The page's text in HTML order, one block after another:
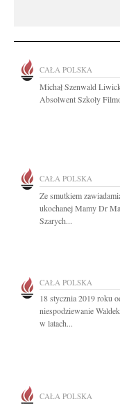
CAŁA POLSKA
Michał Szenwald
Absolwent Szkoły
CAŁA POLSKA
Ze smutkiem
ukochanej Mamy Dr
Szarych...
CAŁA POLSKA
18 stycznia 2019 roku
niespodziewanie
w latach...
CAŁA POLSKA